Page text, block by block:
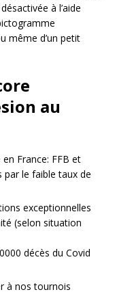
à l’aide
même d’un petit
au
France: FFB et
le faible taux de
exceptionnelles
(selon situation
décès du Covid
à nos tournois